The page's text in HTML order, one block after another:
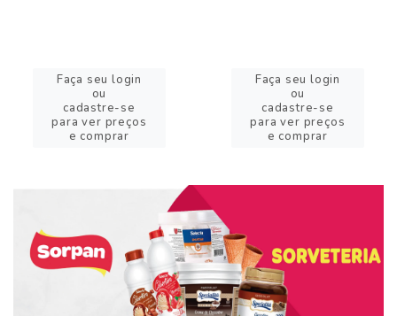
Faça seu login
ou
cadastre-se
para ver preços
e comprar
Faça seu login
ou
cadastre-se
para ver preços
e comprar